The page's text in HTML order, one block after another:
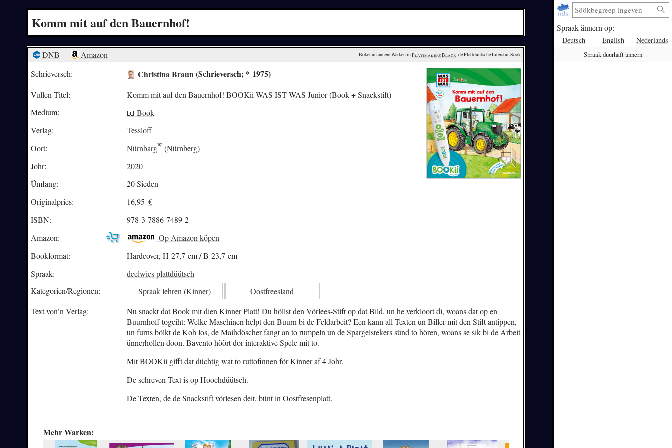
Spraak ännern op:
Deutsch English Nederlands
Spraak duurhaft ännern
Komm mit auf den Bauernhof!
DNB Amazon Böker un annere Warken in Plattmakers Black, de Plattdüütsche Literatur-Söök
Schrieversch: Christina Braun (Schrieversch; * 1975)
Vullen Titel:
Komm mit auf den Bauernhof! BOOKii WAS IST WAS Junior (Book + Snackstift)
Medium:
📖 Book
Verlag:
Tessloff
Oort:
Nürnbarg
(Nürnberg)
Johr:
2020
Ümfang:
20 Sieden
Originalpries:
16,95 €
ISBN:
978-3-7886-7489-2
Amazon:
Op Amazon köpen
Bookformat:
Hardcover, H 27,7 cm / B 23,7 cm
Spraak:
deelwies plattdüütsch
Kategorien/Regionen: Spraak lehren (Kinner)
Oostfreesland
Text von’n Verlag:
Nu snackt dat Book mit dien Kinner Platt! Du höllst den Vörlees-Stift op dat Bild, un he verkloort di, woans dat op en
Buurnhoff togeiht: Welke Maschinen helpt den Buurn bi de Feldarbeit? Een kann all Texten un Biller mit den Stift antippen,
un furns bölkt de Koh los, de Maihdöscher fangt an to rumpeln un de Spargelstekers sünd to hören, woans se sik bi de Arbeit
ünnerhollen doon. Bavento höört dor interaktive Spele mit to.
Mit BOOKii gifft dat düchtig wat to ruttofinnen för Kinner af 4 Johr.
De schreven Text is op Hoochdüütsch.
De Texten, de de Snackstift vörlesen deit, bünt in Oostfresenplatt.
Mehr Warken: